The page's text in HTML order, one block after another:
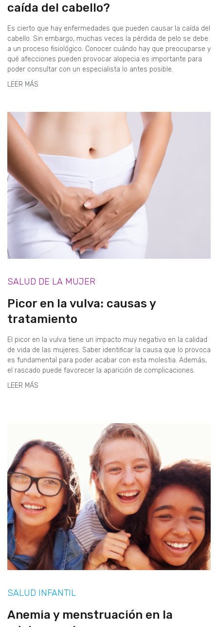
caída del cabello?
Es cierto que hay enfermedades que pueden causar la caída del
cabello. Sin embargo, muchas veces la pérdida de pelo se debe
a un proceso fisiológico. Conocer cuándo hay que preocuparse y
qué afecciones pueden provocar alopecia es importante para
poder consultar con un especialista lo antes posible.
LEER MÁS
SALUD DE LA MUJER
Picor en la vulva: causas y
tratamiento
El picor en la vulva tiene un impacto muy negativo en la calidad
de vida de las mujeres. Saber identificar la causa que lo provoca
es fundamental para poder acabar con esta molestia. Además,
el rascado puede favorecer la aparición de complicaciones.
LEER MÁS
SALUD INFANTIL
Anemia y menstruación en la